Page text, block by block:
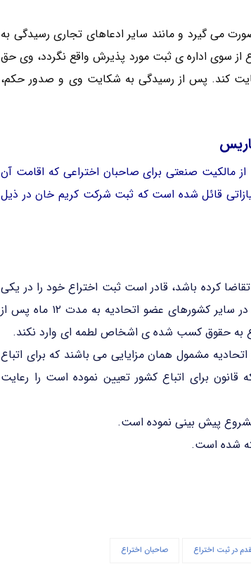
می گیرد و مانند سایر ادعاهای تجاری رسیدگی به
سوی اداره ی ثبت مورد پذیرش واقع نگردد، وی حق
کند. پس از رسیدگی به شکایت وی و صدور حکم،
مالکیت صنعتی برای صاحبان اختراعی که اقامت آن
قائل شده است که ثبت شرکت کریم خان در ذیل
کرده باشد، قادر است ثبت اختراع خود را در یکی
از کشورهای دیگر عضو اتحادیه تقاضا کند و جهت ثبت اختراع خود در سایر کشورهای عضو اتحادیه به مدت ۱۲ ماه پس از
به حقوق کسب شده ی اشخاص لطمه ای وارد نکند.
مشمول همان مزایایی می باشند که برای اتباع
برای اتباع کشور تعیین نموده است را رعایت
پیش بینی نموده است.
شده است.
در ثبت اختراع صاحبان اختراع